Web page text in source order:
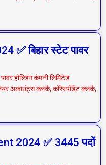
✅ बिहार स्टेट पावर
होल्डिंग कंपनी लिमिटेड
अकाउंट्स क्लर्क, कॉरेस्पोंडेंट क्लर्क,
2024 ✅ 3445 पदों